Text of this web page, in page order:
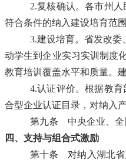
2.复核确认。各市州
符合条件的纳入建设培育范
3.建设培育。省发改
动学生到企业实习实训制度
教育培训覆盖水平和质量。
4.认证评价。根据教
合型企业认证目录，对纳入
第九条 中央企业、全
四、 支持与组合式激励
第十条 对纳入湖北省